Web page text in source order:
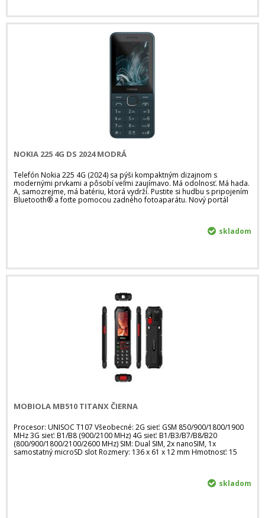
NOKIA 225 4G DS 2024 MODRÁ
Telefón Nokia 225 4G (2024) sa pýši kompaktným dizajnom s
modernými prvkami a pôsobí veľmi zaujímavo. Má odolnosť. Má hada.
A, samozrejme, má batériu, ktorá vydrží. Pustite si hudbu s pripojením
Bluetooth® a foťte pomocou zadného fotoaparátu. Nový portál
skladom
MOBIOLA MB510 TITANX ČIERNA
Procesor: UNISOC T107 Všeobecné: 2G sieť: GSM 850/900/1800/1900
MHz 3G sieť: B1/B8 (900/2100 MHz) 4G sieť: B1/B3/B7/B8/B20
(800/900/1800/2100/2600 MHz) SIM: Dual SIM, 2x nanoSIM, 1x
samostatný microSD slot Rozmery: 136 x 61 x 12 mm Hmotnosť: 15
skladom